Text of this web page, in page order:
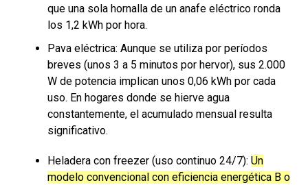
que una sola hornalla de un anafe eléctrico ronda
los 1,2 kWh por hora.
Pava eléctrica: Aunque se utiliza por períodos
breves (unos 3 a 5 minutos por hervor), sus 2.000
W de potencia implican unos 0,06 kWh por cada
uso. En hogares donde se hierve agua
constantemente, el acumulado mensual resulta
significativo.
Heladera con freezer (uso continuo 24/7): Un
modelo convencional con eficiencia energética B o